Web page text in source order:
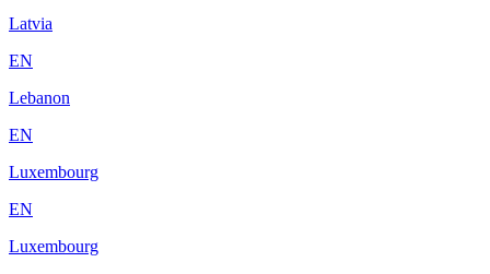
Latvia
EN
Lebanon
EN
Luxembourg
EN
Luxembourg